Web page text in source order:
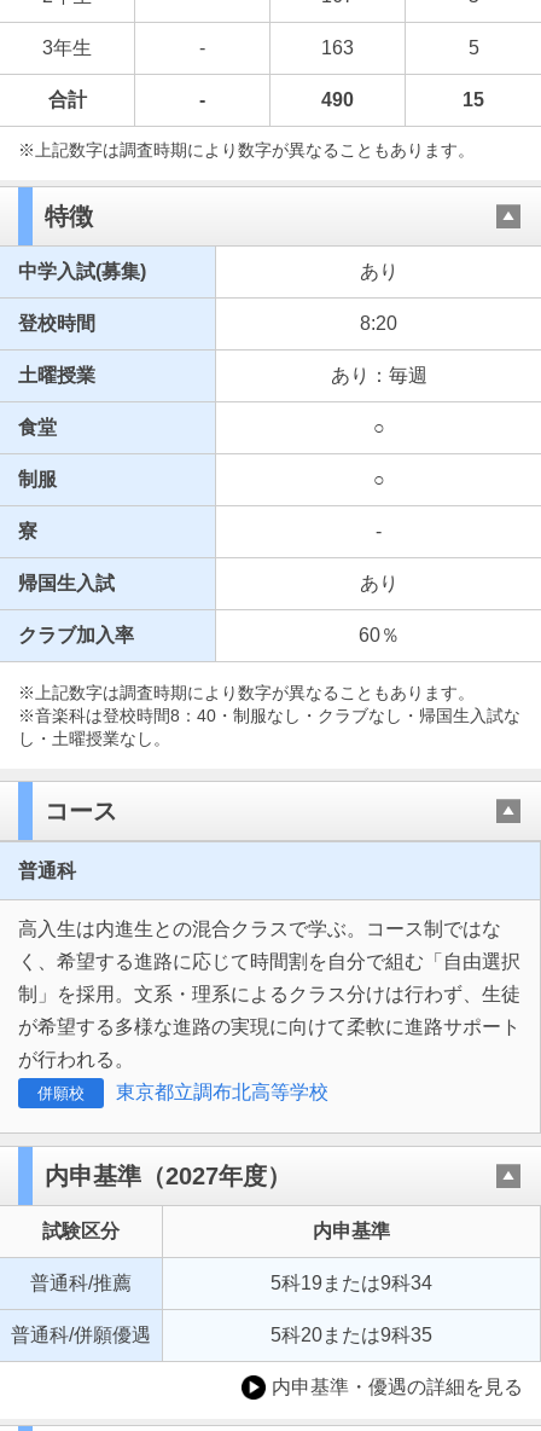
3年生 - 163 5
合計 - 490 15
※上記数字は調査時期により数字が異なることもあります。
特徴
中学入試(募集) あり
登校時間 8:20
土曜授業 あり：毎週
食堂 ○
制服 ○
寮 -
帰国生入試 あり
クラブ加入率 60％
※上記数字は調査時期により数字が異なることもあります。
※音楽科は登校時間8：40・制服なし・クラブなし・帰国生入試な
し・土曜授業なし。
コース
普通科
高入生は内進生との混合クラスで学ぶ。コース制ではな
く、希望する進路に応じて時間割を自分で組む「自由選択
制」を採用。文系・理系によるクラス分けは行わず、生徒
が希望する多様な進路の実現に向けて柔軟に進路サポート
が行われる。
併願校 東京都立調布北高等学校
内申基準（2027年度）
試験区分 内申基準
普通科/推薦 5科19または9科34
普通科/併願優遇 5科20または9科35
内申基準・優遇の詳細を見る